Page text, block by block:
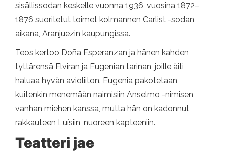
sisällissodan keskelle vuonna 1936, vuosina 1872–
1876 suoritetut toimet kolmannen Carlist -sodan
aikana, Aranjuezin kaupungissa.
Teos kertoo Doña Esperanzan ja hänen kahden
tyttärensä Elviran ja Eugenian tarinan, joille äiti
haluaa hyvän avioliiton. Eugenia pakotetaan
kuitenkin menemään naimisiin Anselmo -nimisen
vanhan miehen kanssa, mutta hän on kadonnut
rakkauteen Luísiin, nuoreen kapteeniin.
Teatteri jae